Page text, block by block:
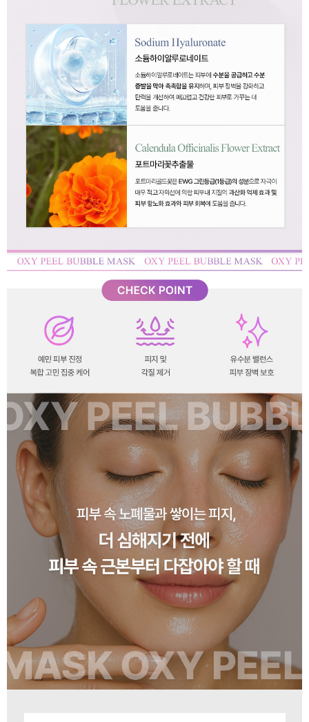
이코 라이프 하